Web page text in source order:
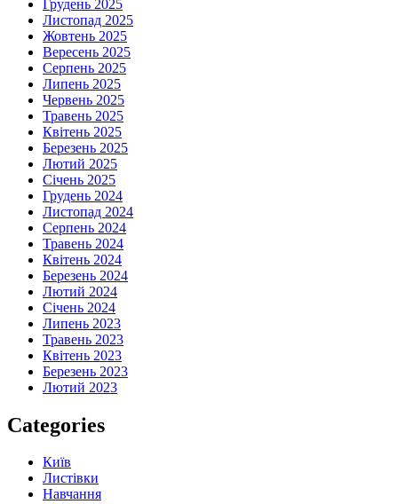
Грудень 2025
Листопад 2025
Жовтень 2025
Вересень 2025
Серпень 2025
Липень 2025
Червень 2025
Травень 2025
Квітень 2025
Березень 2025
Лютий 2025
Січень 2025
Грудень 2024
Листопад 2024
Серпень 2024
Травень 2024
Квітень 2024
Березень 2024
Лютий 2024
Січень 2024
Липень 2023
Травень 2023
Квітень 2023
Березень 2023
Лютий 2023
Categories
Київ
Листівки
Навчання